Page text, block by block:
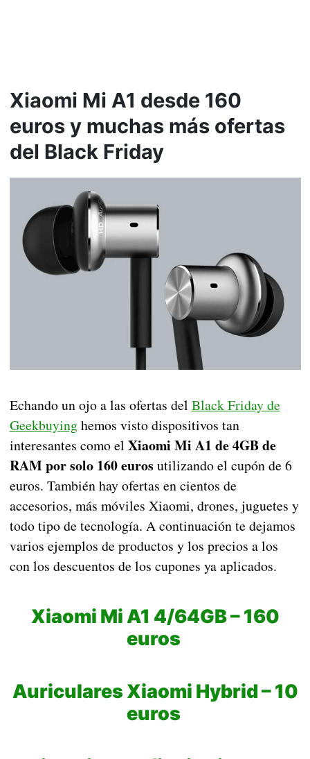
Xiaomi Mi A1 desde 160
euros y muchas más ofertas
del Black Friday
Echando un ojo a las ofertas del Black Friday de
Geekbuyinghemos visto dispositivos tan
interesantes como el Xiaomi Mi A1 de 4GB de
RAM por solo 160 euros utilizando el cupón de 6
euros. También hay ofertas en cientos de
accesorios, más móviles Xiaomi, drones, juguetes y
todo tipo de tecnología. A continuación te dejamos
varios ejemplos de productos y los precios a los
con los descuentos de los cupones ya aplicados.
Xiaomi Mi A1 4/64GB – 160
euros
Auriculares Xiaomi Hybrid – 10
euros